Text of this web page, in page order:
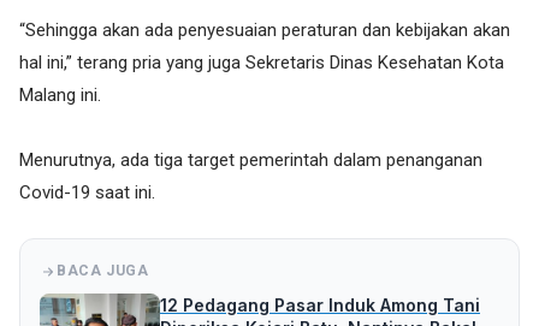
“Sehingga akan ada penyesuaian peraturan dan kebijakan akan
hal ini,” terang pria yang juga Sekretaris Dinas Kesehatan Kota
Malang ini.
Menurutnya, ada tiga target pemerintah dalam penanganan
Covid-19 saat ini.
BACA JUGA
12 Pedagang Pasar Induk Among Tani